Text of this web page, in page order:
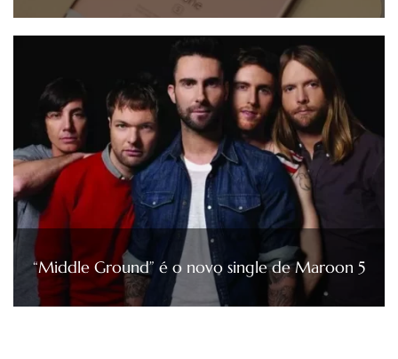
“Middle Ground” é o novo single de Maroon 5